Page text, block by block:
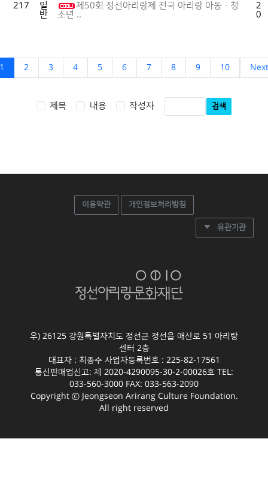
217
일
반
제50회 정선아리랑제 전국 아리랑 아동·청
소년 ..
1 2 3 4 5 6 7 8 9 10 Next
제목 내용 작성자 검색
이용약관 개인정보처리방침
유관기관
우) 26125 강원특별자치도 정선군 정선읍 애산로 51 아리랑
센터 2층
대표자 : 최종수 사업자등록번호 : 225-82-17561
통신판매업신고: 제 2020-4290095-30-2-00026호 TEL:
033-560-3000 FAX: 033-563-2090
Copyright ⓒ Jeongseon Arirang Culture Foundation.
All right reserved